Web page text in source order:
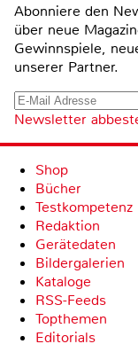
Abonniere den
über neue
Gewinnspiele,
unserer Partner.
Newsletter
Shop
Bücher
Testkompetenz
Redaktion
Gerätedaten
Bildergalerien
Kataloge
RSS-Feeds
Topthemen
Editorials